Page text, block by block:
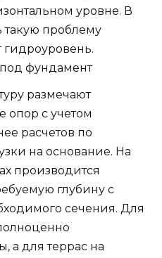
уровне. В
такую проблему
размечают
опор с учетом
расчетов по
на основание. На
производится
глубину с
сечения. Для
а для террас на